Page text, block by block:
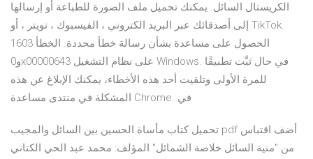
الكريستال السائل. يمكنك تحميل ملف الصورة للطباعة أو إرسالها
إلى أصدقائك عبر البريد الكتروني ، الفيسبوك ، تويتر ، أو TikTok.
الحصول على مساعدة بشأن رسالة خطأ محددة. الخطأ 1603
و0x00000643 على نظام التشغيل Windows. في حال ثبَّت تطبيقًا
للمرة الأولى وتلقيت أحد هذه الأخطاء، يمكنك الإبلاغ عن هذه
المشكلة في منتدى مساعدة Chrome. في
تحميل كتاب مأساة الحسين بين السائل والمجيب pdf أضف اقتباس
من "منية السائل خلاصة الشمائل" المؤلف: محمد عبد الحي الكتاني